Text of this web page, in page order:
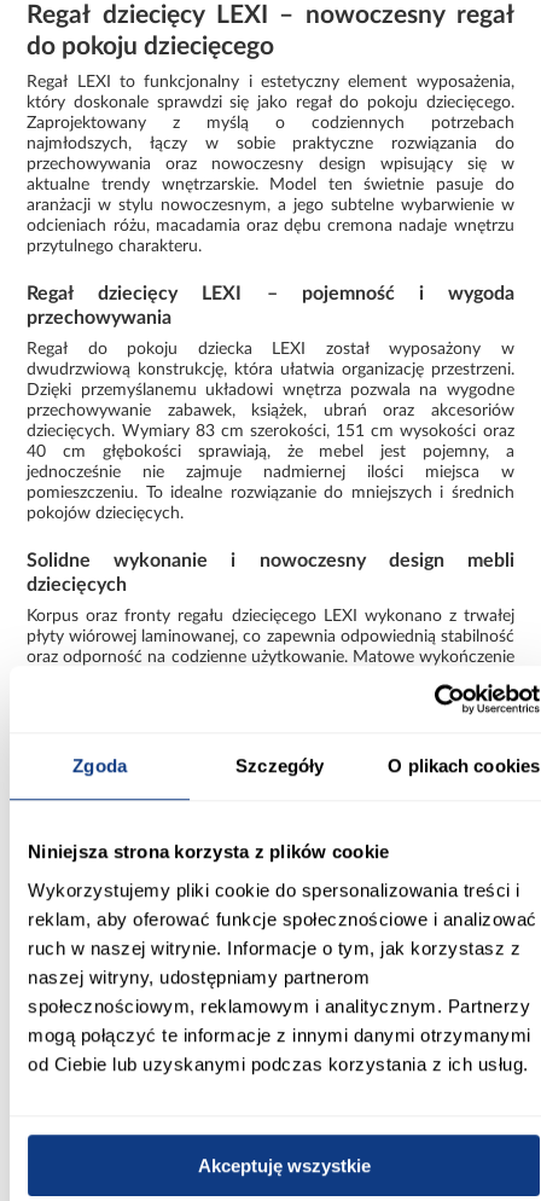
Zgoda Szczegóły O plikach cookies
Niniejsza strona korzysta z plików cookie
Wykorzystujemy pliki cookie do spersonalizowania treści i
reklam, aby oferować funkcje społecznościowe i analizować
ruch w naszej witrynie. Informacje o tym, jak korzystasz z
naszej witryny, udostępniamy partnerom
społecznościowym, reklamowym i analitycznym. Partnerzy
mogą połączyć te informacje z innymi danymi otrzymanymi
od Ciebie lub uzyskanymi podczas korzystania z ich usług.
Akceptuję wszystkie
Regał dziecięcy LEXI – nowoczesny regał
do pokoju dziecięcego
Regał LEXI to funkcjonalny i estetyczny element wyposażenia,
który doskonale sprawdzi się jako regał do pokoju dziecięcego.
Zaprojektowany z myślą o codziennych potrzebach
najmłodszych, łączy w sobie praktyczne rozwiązania do
przechowywania oraz nowoczesny design wpisujący się w
aktualne trendy wnętrzarskie. Model ten świetnie pasuje do
aranżacji w stylu nowoczesnym, a jego subtelne wybarwienie w
odcieniach różu, macadamia oraz dębu cremona nadaje wnętrzu
przytulnego charakteru.
Regał dziecięcy LEXI – pojemność i wygoda
przechowywania
Regał do pokoju dziecka LEXI został wyposażony w
dwudrzwiową konstrukcję, która ułatwia organizację przestrzeni.
Dzięki przemyślanemu układowi wnętrza pozwala na wygodne
przechowywanie zabawek, książek, ubrań oraz akcesoriów
dziecięcych. Wymiary 83 cm szerokości, 151 cm wysokości oraz
40 cm głębokości sprawiają, że mebel jest pojemny, a
jednocześnie nie zajmuje nadmiernej ilości miejsca w
pomieszczeniu. To idealne rozwiązanie do mniejszych i średnich
pokojów dziecięcych.
Solidne wykonanie i nowoczesny design mebli
dziecięcych
Korpus oraz fronty regału dziecięcego LEXI wykonano z trwałej
płyty wiórowej laminowanej, co zapewnia odpowiednią stabilność
oraz odporność na codzienne użytkowanie. Matowe wykończenie
ułatwia utrzymanie go w czystości. Konstrukcja została
zaprojektowana z myślą o bezpieczeństwie i wygodzie
meble dziecięce.
Regał do pokoju dziecięcego LEXI – estetyka i
Model LEXI to nie tylko miejsce do przechowywania, ale również
element dekoracyjny, który wpływa na wygląd całego wnętrza.
Połączenie kolorystyki różowej z dębem cremona sprawia, że
regał dziecięcy doskonale komponuje się zarówno z jasnymi, jak i
bardziej kolorowymi aranżacjami. Brak oświetlenia oraz
możliwość jego rozbudowy nie są tutaj ograniczeniem –
minimalistyczna forma pozwala dopasować mebel do różnych
stylów aranżacyjnych.
Regał LEXI wymaga samodzielnego złożenia, co pozwala na
wygodny transport i łatwe dopasowanie do warunków
nowoczesny wygląd z funkcjonalnością.
Transport Informacje o